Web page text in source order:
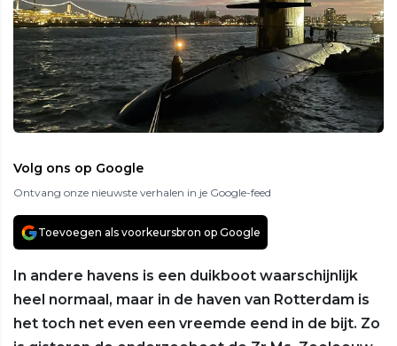
Volg ons op Google
Ontvang onze nieuwste verhalen in je Google-feed
Toevoegen als voorkeursbron op Google
In andere havens is een duikboot waarschijnlijk
heel normaal, maar in de haven van Rotterdam is
het toch net even een vreemde eend in de bijt. Zo